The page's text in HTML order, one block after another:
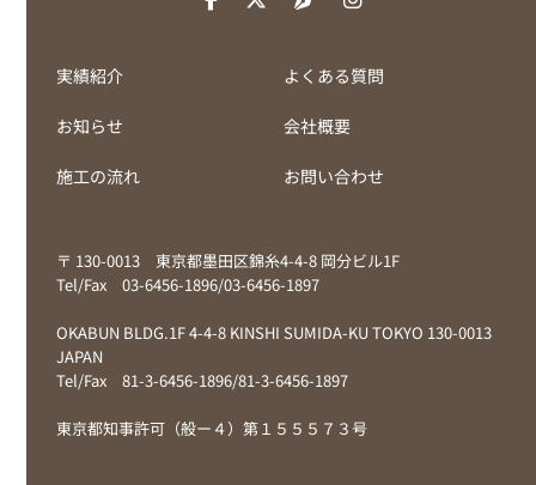
実績紹介 よくある質問
お知らせ 会社概要
施工の流れ お問い合わせ
〒 130-0013 東京都墨田区錦糸4-4-8 岡分ビル1F
Tel/Fax 03-6456-1896/03-6456-1897
OKABUN BLDG.1F 4-4-8 KINSHI SUMIDA-KU TOKYO 130-0013
JAPAN
Tel/Fax 81-3-6456-1896/81-3-6456-1897
東京都知事許可（般ー４）第１５５５７３号